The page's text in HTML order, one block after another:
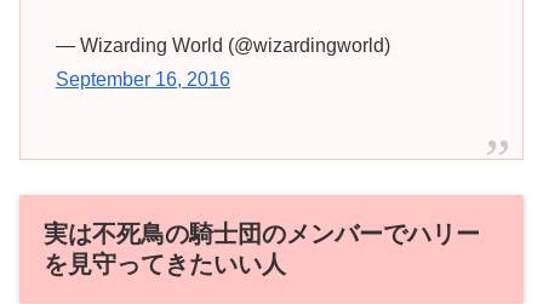
— Wizarding World (@wizardingworld)
September 16, 2016
実は不死鳥の騎士団のメンバーでハリー
を見守ってきたいい人